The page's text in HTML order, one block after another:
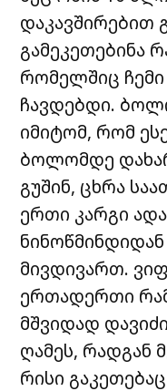
დაკავშირებით
გამეკეთებინა
რომელშიც ჩემი
ჩავდებდი.
იმიტომ, რომ
ბოლომდე
გუშინ, ცხრა
ერთი კარგი
მივდივართ.
ერთადერთი
მშვიდად
ღამეს, რადგან
რისი